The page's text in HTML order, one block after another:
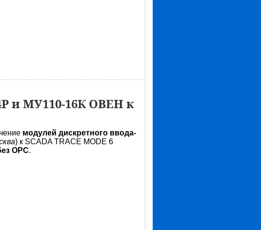
и МУ110-16К ОВЕН к
модулей дискретного ввода-
) к SCADA TRACE MODE 6
OPC.